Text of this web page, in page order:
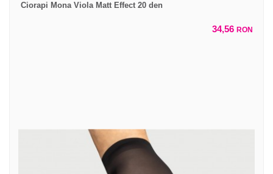
Ciorapi Mona Viola Matt Effect 20 den
34,56 RON